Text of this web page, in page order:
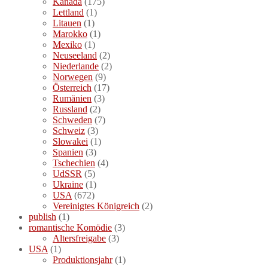
Lettland (1)
Litauen (1)
Marokko (1)
Mexiko (1)
Neuseeland (2)
Niederlande (2)
Norwegen (9)
Österreich (17)
Rumänien (3)
Russland (2)
Schweden (7)
Schweiz (3)
Slowakei (1)
Spanien (3)
Tschechien (4)
UdSSR (5)
Ukraine (1)
USA (672)
Vereinigtes Königreich (2)
publish (1)
romantische Komödie (3)
Altersfreigabe (3)
USA (1)
Produktionsjahr(1)